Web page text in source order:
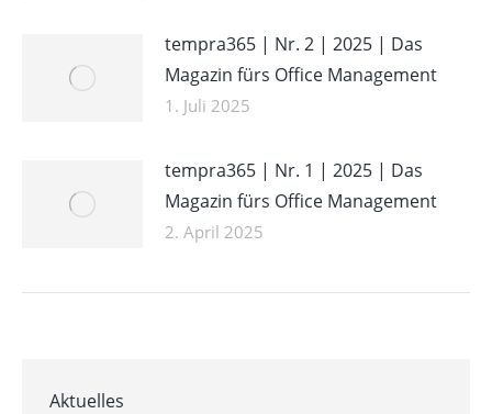
tempra365 | Nr. 2 | 2025 | Das
Magazin fürs Office Management
1. Juli 2025
tempra365 | Nr. 1 | 2025 | Das
Magazin fürs Office Management
2. April 2025
Aktuelles